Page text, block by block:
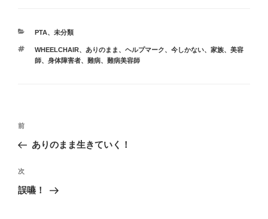
e
b
o
o
d
o
カ
ゴ
リ
PTA、 未分類
タ
グ
WHEELCHAIR、 ありのまま 、 ヘルプマーク、 今しかない、 家族、 美容
師、 身体障害者、 難病、 難病美容師
投
ナ
ビ
ゲ
前
の
稿
前
ありのまま生きていく！
次
の
次
誤嚥！